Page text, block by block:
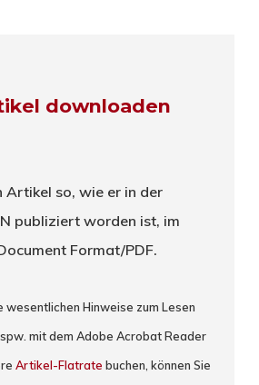
downloaden
Artikel so, wie er in der
publiziert worden ist, im
Format/PDF.
wesentlichen Hinweise zum Lesen
mit dem Adobe Acrobat Reader
Artikel-Flatrate buchen, können Sie